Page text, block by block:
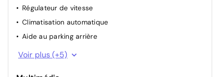
Régulateur de vitesse
Climatisation automatique
Aide au parking arrière
Lève-vitres avant électriques, conducteur impulsionnel
Voir plus (+5)